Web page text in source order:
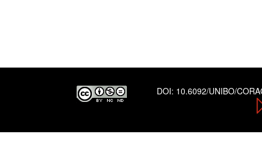
DOI: 10.6092/UNIBO/